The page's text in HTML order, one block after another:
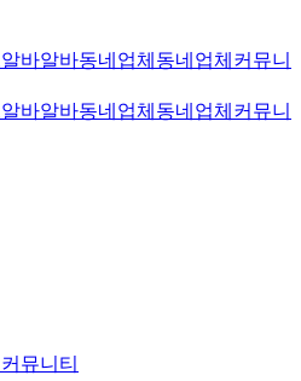
알바알바동네업체 동네업체 커뮤니
알바알바동네업체 동네업체 커뮤니
커뮤니티